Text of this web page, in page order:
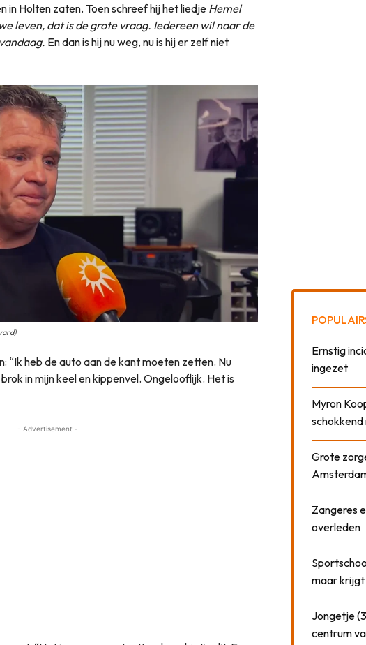
in Holten zaten. Toen schreef hij het liedje Hemel
leven, dat is de grote vraag. Iedereen wil naar de
En dan is hij nu weg, nu is hij er zelf niet
“Ik heb de auto aan de kant moeten zetten. Nu
in mijn keel en kippenvel. Ongelooflijk. Het is
- Advertisement -
Ernstig
ingezet
Myron
Grote
Zangeres
overleden
maar
Jongetje
centrum